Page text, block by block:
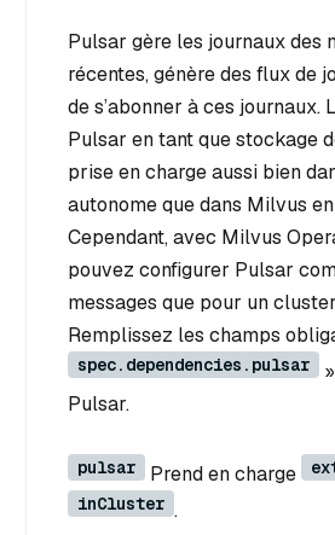
Pulsar gère les journaux des
récentes, génère des flux de
de s’abonner à ces journaux.
Pulsar en tant que stockage
prise en charge aussi bien
autonome que dans Milvus
Cependant, avec Milvus
pouvez configurer Pulsar
messages que pour un
Remplissez les champs
spec.dependencies.pulsar
Pulsar.
pulsar Prend en charge
inCluster .